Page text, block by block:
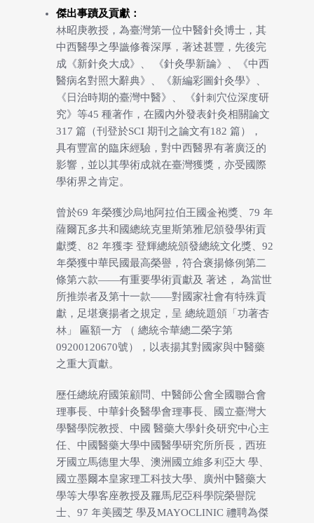
傑出事蹟及貢獻：
林昭庚教授，為臺灣第一位中醫針灸博士，其
中西醫學之學識修養深厚，著述甚豐，先後完
成《新針灸大成》、 《針灸學新論》、《中西
醫病名對照大辭典》、《新編彩圖針灸學》、
《日治時期的臺灣中醫》、 《針刺穴位深度研
究》等45 種著作，在國內外發表針灸相關論文
317 篇（刊登於SCI 期刊之論文有182 篇），
具有豐富的臨床經驗，對中西醫界有著廣泛的
影響，並以其學術成就在臺灣獲獎，亦受國際
學術界之肯定。
曾於69 年榮獲沙烏地阿拉伯王國金袍獎、79 年
薩爾瓦多共和國總統克里斯第雅尼頒發學術貢
獻獎、82 年獲李 登輝總統頒發總統文化獎、92
年榮獲中華民國最高榮譽，符合褒揚條例第二
條第六款——有重要學術貢獻及 著述， 為當世
所推崇者及第十一款——對國家社會有特殊貢
獻，足堪褒揚者之規定，呈 總統題頒「功著杏
林」 匾額一方 （ 總統令華總二榮字第
09200120670號），以表揚其對國家與中醫藥
之重大貢獻。
歷任總統府國策顧問、中醫師公會全國聯合會
理事長、中華針灸醫學會理事長、國立臺灣大
學醫學院教授、中國 醫藥大學針灸研究中心主
任、中國醫藥大學中國醫學研究所所長，西班
牙國立馬德里大學、澳洲國立維多利亞大 學、
國立墨爾本皇家理工科技大學、廣州中醫藥大
學等大學客座教授及羅馬尼亞科學院榮譽院
士、97 年美國芝 學及MAYOCLINIC 禮聘為傑